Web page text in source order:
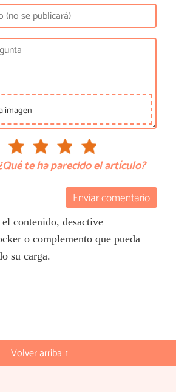
imagen
te ha parecido el artículo?
Enviar comentario
contenido, desactive
o complemento que pueda
su carga.
Volver arriba ↑